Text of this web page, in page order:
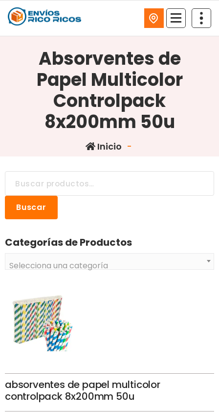
Absorventes de
Papel Multicolor
Controlpack
8x200mm 50u
Inicio -
Buscar
Categorías de Productos
Selecciona una categoría
absorventes de papel multicolor
controlpack 8x200mm 50u